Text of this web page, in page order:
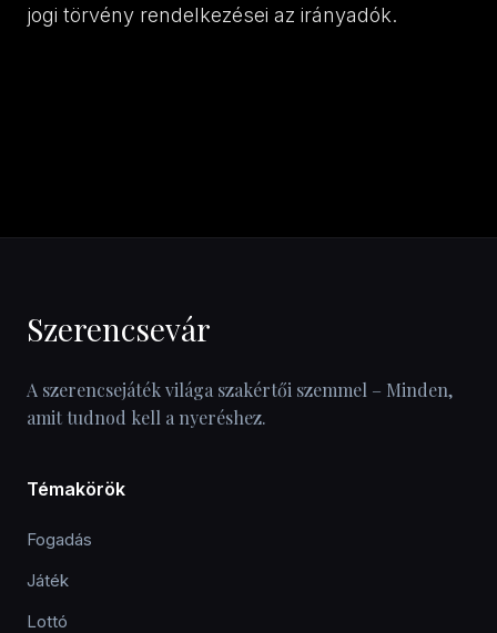
jogi törvény rendelkezései az irányadók.
Szerencsevár
A szerencsejáték világa szakértői szemmel – Minden,
amit tudnod kell a nyeréshez.
Témakörök
Fogadás
Játék
Lottó